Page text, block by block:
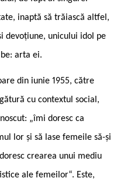
inaptă să trăiască altfel,
devoțiune, unicului idol pe
arta ei.
din iunie 1955, către
cu contextul social,
„îmi doresc ca
lor și să lase femeile să-și
crearea unui mediu
ale femeilor“. Este,